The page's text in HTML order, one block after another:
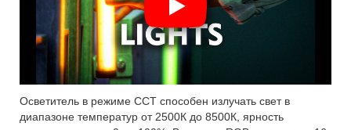
Осветитель в режиме CCT способен излучать свет в
диапазоне температур от 2500К до 8500К, ярность